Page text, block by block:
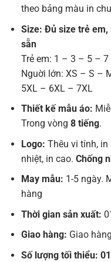
theo bảng màu in
Size: Đủ size trẻ em,
sẵn
Trẻ em: 1 – 3 – 5 –
Nguời lớn: XS – S –
5XL – 6XL – 7XL
Thiết kế mẫu áo:
Trong vòng 8 tiếng.
Logo: Thêu vi tính, in
nhiệt, in cao. Chống
May mẫu: 1-5 ngày.
hàng
Thời gian sản xuất:
Giao hàng: Giao
Số lượng tối thiểu: